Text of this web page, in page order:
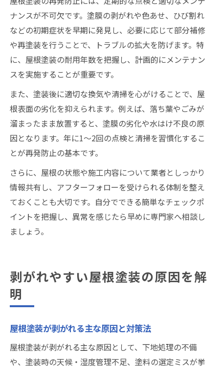
ナンスが不可欠です。塗膜の剥がれや色あせ、ひび割れ
などの初期症状を早期に発見し、必要に応じて部分補修
や再塗装を行うことで、トラブルの拡大を防げます。特
に、屋根塗装の耐用年数を把握し、計画的にメンテナン
スを実施することが重要です。
また、塗装後に適切な換気や清掃を心がけることで、屋
根表面の劣化を抑えられます。例えば、落ち葉やごみが
溜まったまま放置すると、塗膜の劣化や水はけ不良の原
因となります。年に1～2回の点検と清掃を習慣化するこ
とが再発防止の基本です。
さらに、屋根の状態や施工内容について業者としっかり
情報共有し、アフターフォローを受けられる体制を整え
ておくことも大切です。自分でできる簡単なチェックポ
イントを把握し、異常を感じたら早めに専門家へ相談し
ましょう。
剥がれやすい屋根塗装の原因を解
明
屋根塗装が剥がれる主な原因と対策法
屋根塗装が剥がれる主な原因として、下地処理の不備
や、塗装時の天候・湿度管理不足、塗料の選定ミスが挙